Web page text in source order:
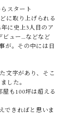
スタート
に取り上げられる
に史上3人目のア
ビュー…などなど
が。その中には日
文字があり、そこ
した。
屋も100坪は超える
できればと思いま